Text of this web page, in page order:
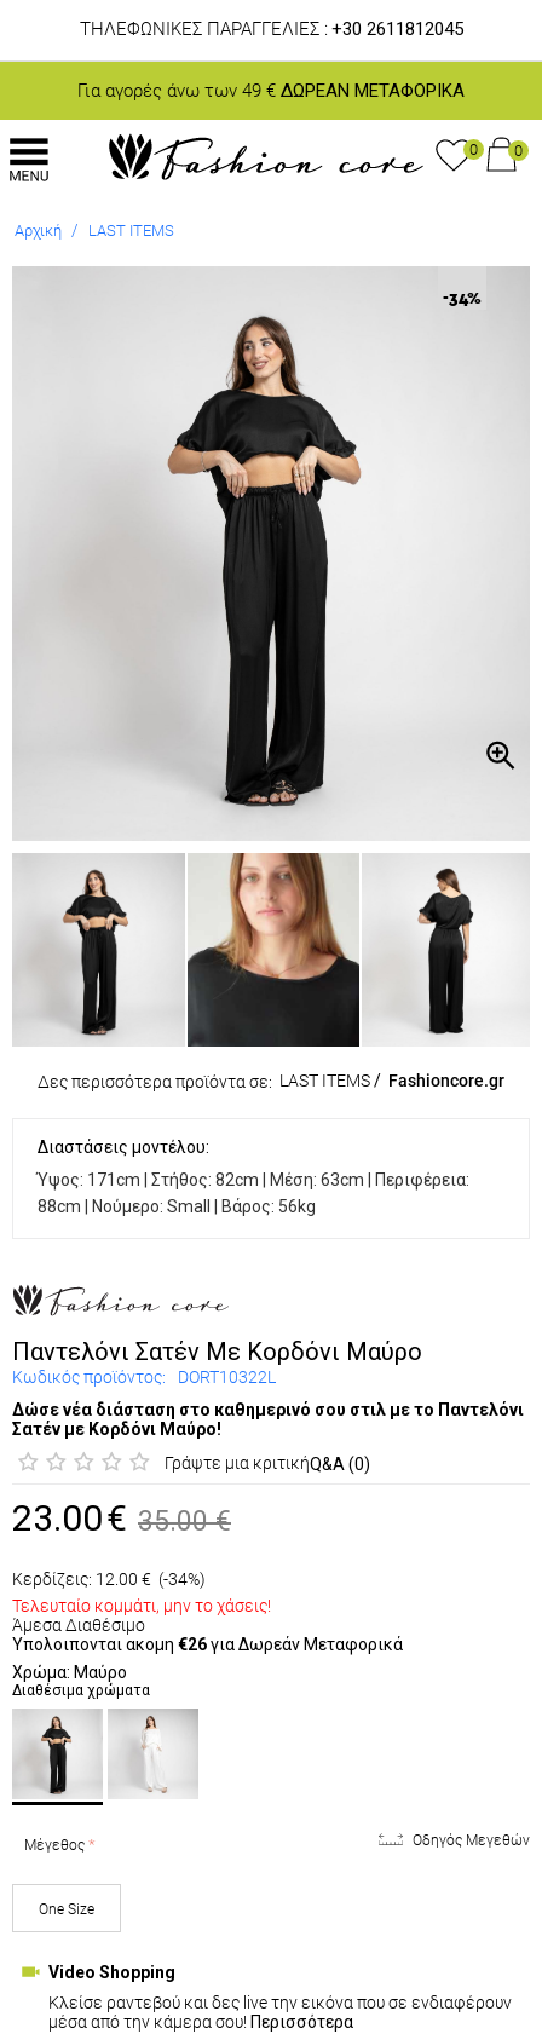
ΤΗΛΕΦΩΝΙΚΕΣ ΠΑΡΑΓΓΕΛΙΕΣ : +30 2611812045
Για αγορές άνω των 49 € ΔΩΡΕΑΝ ΜΕΤΑΦΟΡΙΚΑ
0 0
Αρχική / LAST ITEMS
-34%
Δες περισσότερα προϊόντα σε: LAST ITEMS/ Fashioncore.gr
Διαστάσεις μοντέλου:
Ύψος: 171cm | Στήθος: 82cm | Μέση: 63cm | Περιφέρεια:
88cm | Νούμερο: Small | Βάρος: 56kg
Παντελόνι Σατέν Με Κορδόνι Μαύρο
Κωδικός προϊόντος:
DORT10322L
Δώσε νέα διάσταση στο καθημερινό σου στιλ με το Παντελόνι
Σατέν με Κορδόνι Μαύρο!
Γράψτε μια κριτικήQ&A (0)
23.00€ 35.00 €
Κερδίζεις: 12.00 € (-34%)
Τελευταίο κομμάτι, μην το χάσεις!
Άμεσα Διαθέσιμο
Υπολοιπονται ακομη €26για Δωρεάν Μεταφορικά
Χρώμα: Μαύρο
Διαθέσιμα χρώματα
Οδηγός Μεγεθών
Μέγεθος
One Size
Video Shopping
Κλείσε ραντεβού και δες live την εικόνα που σε ενδιαφέρουν
μέσα από την κάμερα σου! Περισσότερα